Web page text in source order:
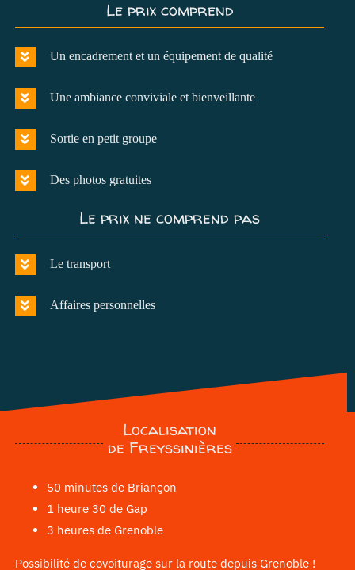
Le prix comprend
Un encadrement et un équipement de qualité
Une ambiance conviviale et bienveillante
Sortie en petit groupe
Des photos gratuites
Le prix ne comprend pas
Le transport
Affaires personnelles
Localisation
de Freyssinières
50 minutes de Briançon
1 heure 30 de Gap
3 heures de Grenoble
Possibilité de covoiturage sur la route depuis Grenoble !